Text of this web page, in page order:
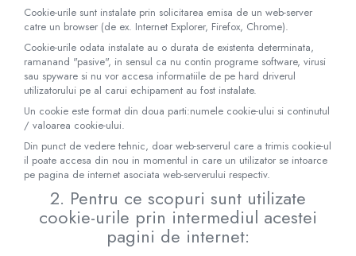
Cookie-urile sunt instalate prin solicitarea emisa de un web-server
catre un browser (de ex. Internet Explorer, Firefox, Chrome).
Cookie-urile odata instalate au o durata de existenta determinata,
ramanand "pasive", in sensul ca nu contin programe software, virusi
sau spyware si nu vor accesa informatiile de pe hard driverul
utilizatorului pe al carui echipament au fost instalate.
Un cookie este format din doua parti:numele cookie-ului si continutul
/ valoarea cookie-ului.
Din punct de vedere tehnic, doar web-serverul care a trimis cookie-ul
il poate accesa din nou in momentul in care un utilizator se intoarce
pe pagina de internet asociata web-serverului respectiv.
2. Pentru ce scopuri sunt utilizate
cookie-urile prin intermediul acestei
pagini de internet: